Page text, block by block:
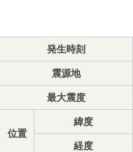
発生時刻
震源地
最大震度
位置
緯度
経度